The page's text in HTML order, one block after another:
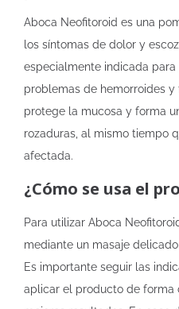
Aboca Neofitoroid es una
los síntomas de dolor y
especialmente indicada para
problemas de hemorroides y
protege la mucosa y forma
rozaduras, al mismo tiempo
afectada.
¿Cómo se usa el
Para utilizar Aboca
mediante un masaje
Es importante seguir las
aplicar el producto de forma